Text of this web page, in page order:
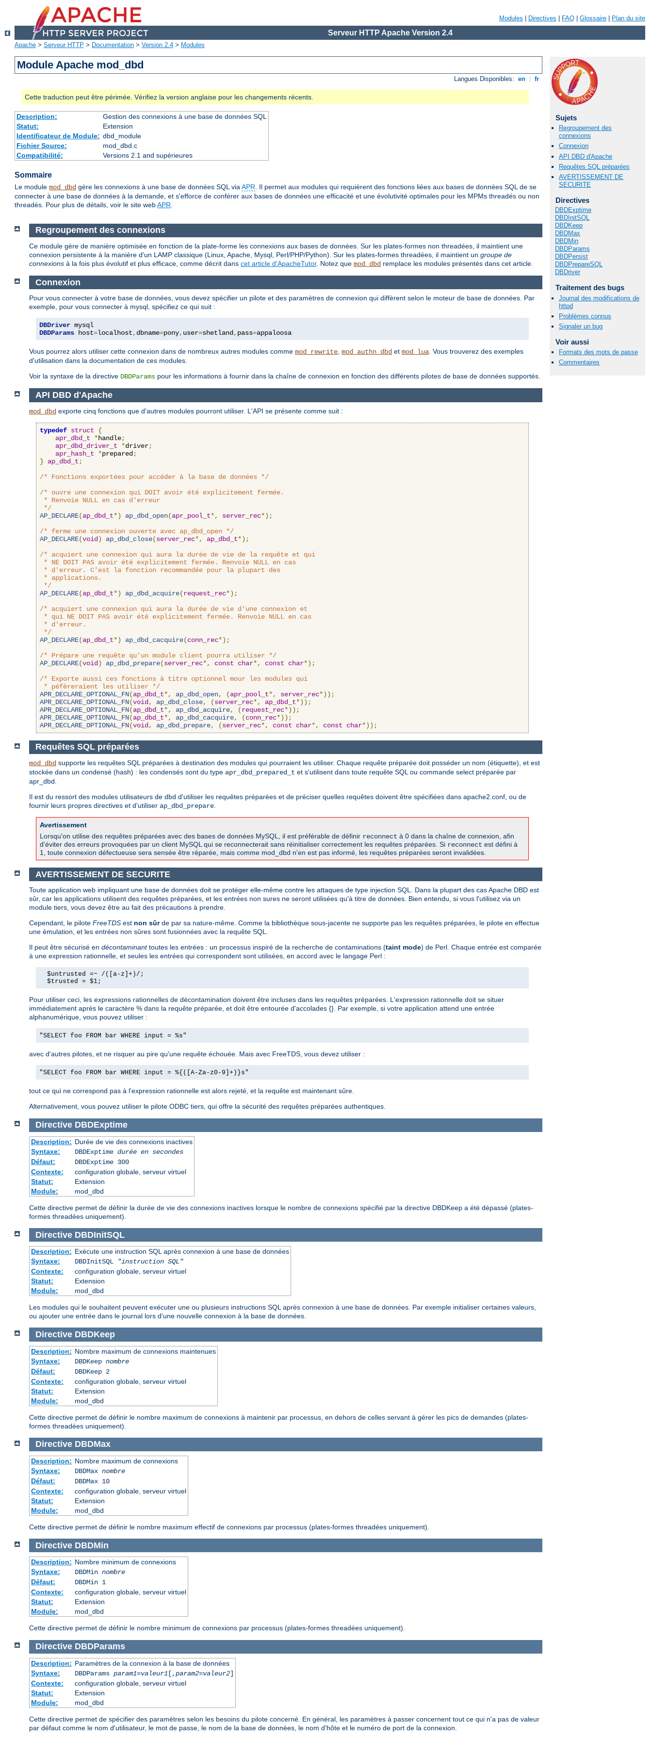
Modules Directives FAQ Glossaire Plan du site
Serveur HTTP Apache Version 2.4
Apache > Serveur HTTP > Documentation > Version 2.4 > Modules
Module Apache mod_dbd
Langues Disponibles: en fr
Cette traduction peut être périmée. Vérifiez la version anglaise pour les changements récents.
Description:
Gestion des connexions à une base de données SQL
Statut:
Extension
Identificateur de Module: dbd_module
Fichier Source:
mod_dbd.c
Compatibilité:
Versions 2.1 and supérieures
Sommaire
Le module mod_dbd gère les connexions à une base de données SQL viaAPR. Il permet aux modules qui requièrent des fonctions liées aux bases de données SQL de se
connecter à une base de données à la demande, et s'efforce de conférer aux bases de données une efficacité et une évolutivité optimales pour les MPMs threadés ou non
threadés. Pour plus de détails, voir le site webAPR.
Sujets
Regroupement des
connexions
Connexion
API DBD d'Apache
Requêtes SQL préparées
AVERTISSEMENT DE
SECURITE
Directives
DBDExptime
DBDInitSQL
DBDKeep
DBDMax
DBDMin
DBDParams
DBDPersist
DBDPrepareSQL
DBDriver
Traitement des bugs
Journal des modifications de
httpd
Problèmes connus
Signaler un bug
Voir aussi
Formats des mots de passe
Commentaires
Regroupement des connexions
Ce module gère de manière optimisée en fonction de la plate-forme les connexions aux bases de données. Sur les plates-formes non threadées, il maintient une
connexion persistente à la manière d'un LAMP classique (Linux, Apache, Mysql, Perl/PHP/Python). Sur les plates-formes threadées, il maintient un groupe de
connexions à la fois plus évolutif et plus efficace, comme décrit dans cet article d'ApacheTutor. Notez que mod_dbd remplace les modules présentés dans cet article.
Connexion
Pour vous connecter à votre base de données, vous devez spécifier un pilote et des paramètres de connexion qui diffèrent selon le moteur de base de données. Par
exemple, pour vous connecter à mysql, spécifiez ce qui suit :
DBDriver
DBDParams host=localhost, dbname=pony, user=shetland, pass=appaloosa
Vous pourrez alors utiliser cette connexion dans de nombreux autres modules comme mod_rewrite, mod_authn_dbd et mod_lua. Vous trouverez des exemples
d'utilisation dans la documentation de ces modules.
Voir la syntaxe de la directive DBDParams pour les informations à fournir dans la chaîne de connexion en fonction des différents pilotes de base de données supportés.
API DBD d'Apache
mod_dbd exporte cinq fonctions que d'autres modules pourront utiliser. L'API se présente comme suit :
typedef struct
{
apr_dbd_t
*handle;
apr_dbd_driver_t
*driver;
apr_hash_t
*prepared ;
}
ap_dbd_t ;
/* Fonctions exportées pour accéder à la base de données */
/* ouvre une connexion qui DOIT avoir été explicitement fermée.
* Renvoie NULL en cas d'erreur
*/
AP_DECLARE(ap_dbd_t*) ap_dbd_open(apr_pool_t*, server_rec*);
/* ferme une connexion ouverte avec ap_dbd_open */
AP_DECLARE(void ) ap_dbd_close(server_rec*, ap_dbd_t*);
/* acquiert une connexion qui aura la durée de vie de la requête et qui
* NE DOIT PAS avoir été explicitement fermée. Renvoie NULL en cas
* d'erreur. C'est la fonction recommandée pour la plupart des
* applications.
*/
AP_DECLARE(ap_dbd_t*) ap_dbd_acquire(request_rec*);
/* acquiert une connexion qui aura la durée de vie d'une connexion et
* qui NE DOIT PAS avoir été explicitement fermée. Renvoie NULL en cas
* d'erreur.
*/
AP_DECLARE(ap_dbd_t*) ap_dbd_cacquire(conn_rec*);
/* Prépare une requête qu'un module client pourra utiliser */
AP_DECLARE(void ) ap_dbd_prepare(server_rec*, const char*, const char*);
/* Exporte aussi ces fonctions à titre optionnel mour les modules qui
* péfèreraient les utiliser */
APR_DECLARE_OPTIONAL_FN(ap_dbd_t*, ap_dbd_open, (apr_pool_t*, server_rec*));
APR_DECLARE_OPTIONAL_FN(void , ap_dbd_close, (server_rec*, ap_dbd_t*));
APR_DECLARE_OPTIONAL_FN(ap_dbd_t*, ap_dbd_acquire, (request_rec*));
APR_DECLARE_OPTIONAL_FN(ap_dbd_t*, ap_dbd_cacquire, (conn_rec*));
APR_DECLARE_OPTIONAL_FN(void , ap_dbd_prepare, (server_rec*, const char*, const char*));
Requêtes SQL préparées
mod_dbd supporte les requêtes SQL préparées à destination des modules qui pourraient les utiliser. Chaque requête préparée doit posséder un nom (étiquette), et est
stockée dans un condensé (hash) : les condensés sont du type apr_dbd_prepared_t et s'utilisent dans toute requête SQL ou commande select préparée par
apr_dbd.
Il est du ressort des modules utilisateurs de dbd d'utiliser les requêtes préparées et de préciser quelles requêtes doivent être spécifiées dans apache2.conf, ou de
fournir leurs propres directives et d'utiliser ap_dbd_prepare
Avertissement
Lorsqu'on utilise des requêtes préparées avec des bases de données MySQL, il est préférable de définir reconnect à 0 dans la chaîne de connexion, afin
d'éviter des erreurs provoquées par un client MySQL qui se reconnecterait sans réinitialiser correctement les requêtes préparées. Si reconnect est défini à
1, toute connexion défectueuse sera sensée être réparée, mais comme mod_dbd n'en est pas informé, les requêtes préparées seront invalidées.
AVERTISSEMENT DE SECURITE
Toute application web impliquant une base de données doit se protéger elle-même contre les attaques de type injection SQL. Dans la plupart des cas Apache DBD est
sûr, car les applications utilisent des requêtes préparées, et les entrées non sures ne seront utilisées qu'à titre de données. Bien entendu, si vous l'utilisez via un
module tiers, vous devez être au fait des précautions à prendre.
Cependant, le pilote FreeTDS est non sûrde par sa nature-même. Comme la bibliothèque sous-jacente ne supporte pas les requêtes préparées, le pilote en effectue
une émulation, et les entrées non sûres sont fusionnées avec la requête SQL.
Il peut être sécurisé en décontaminanttoutes les entrées : un processus inspiré de la recherche de contaminations (taint mode) de Perl. Chaque entrée est comparée
à une expression rationnelle, et seules les entrées qui correspondent sont utilisées, en accord avec le langage Perl :
  $untrusted =~ /([a-z]+)/;
  $trusted = $1;
Pour utiliser ceci, les expressions rationnelles de décontamination doivent être incluses dans les requêtes préparées. L'expression rationnelle doit se situer
immédiatement après le caractère % dans la requête préparée, et doit être entourée d'accolades {}. Par exemple, si votre application attend une entrée
alphanumérique, vous pouvez utiliser :
"SELECT foo FROM bar WHERE input = %s"
avec d'autres pilotes, et ne risquer au pire qu'une requête échouée. Mais avec FreeTDS, vous devez utiliser :
"SELECT foo FROM bar WHERE input = %{([A-Za-z0-9]+)}s"
tout ce qui ne correspond pas à l'expression rationnelle est alors rejeté, et la requête est maintenant sûre.
Alternativement, vous pouvez utiliser le pilote ODBC tiers, qui offre la sécurité des requêtes préparées authentiques.
Directive DBDExptime
Description: Durée de vie des connexions inactives
Syntaxe:
DBDExptime durée en secondes
Défaut:
DBDExptime 300
Contexte:
configuration globale, serveur virtuel
Statut:
Extension
Module:
mod_dbd
Cette directive permet de définir la durée de vie des connexions inactives lorsque le nombre de connexions spécifié par la directive DBDKeep a été dépassé (plates-
formes threadées uniquement).
Directive DBDInitSQL
Description: Exécute une instruction SQL après connexion à une base de données
Syntaxe:
DBDInitSQL
"instruction SQL"
Contexte:
configuration globale, serveur virtuel
Statut:
Extension
Module:
mod_dbd
Les modules qui le souhaitent peuvent exécuter une ou plusieurs instructions SQL après connexion à une base de données. Par exemple initialiser certaines valeurs,
ou ajouter une entrée dans le journal lors d'une nouvelle connexion à la base de données.
Directive DBDKeep
Description: Nombre maximum de connexions maintenues
Syntaxe:
DBDKeep nombre
Défaut:
DBDKeep 2
Contexte:
configuration globale, serveur virtuel
Statut:
Extension
Module:
mod_dbd
Cette directive permet de définir le nombre maximum de connexions à maintenir par processus, en dehors de celles servant à gérer les pics de demandes (plates-
formes threadées uniquement).
Directive DBDMax
Description: Nombre maximum de connexions
Syntaxe:
DBDMax nombre
Défaut:
DBDMax 10
Contexte:
configuration globale, serveur virtuel
Statut:
Extension
Module:
mod_dbd
Cette directive permet de définir le nombre maximum effectif de connexions par processus (plates-formes threadées uniquement).
Directive DBDMin
Description: Nombre minimum de connexions
Syntaxe:
DBDMin nombre
Défaut:
DBDMin 1
Contexte:
configuration globale, serveur virtuel
Statut:
Extension
Module:
mod_dbd
Cette directive permet de définir le nombre minimum de connexions par processus (plates-formes threadées uniquement).
Directive DBDParams
Description: Paramètres de la connexion à la base de données
Syntaxe:
DBDParams param1=valeur1[,param2=valeur2]
Contexte:
configuration globale, serveur virtuel
Statut:
Extension
Module:
mod_dbd
Cette directive permet de spécifier des paramètres selon les besoins du pilote concerné. En général, les paramètres à passer concernent tout ce qui n'a pas de valeur
par défaut comme le nom d'utilisateur, le mot de passe, le nom de la base de données, le nom d'hôte et le numéro de port de la connexion.